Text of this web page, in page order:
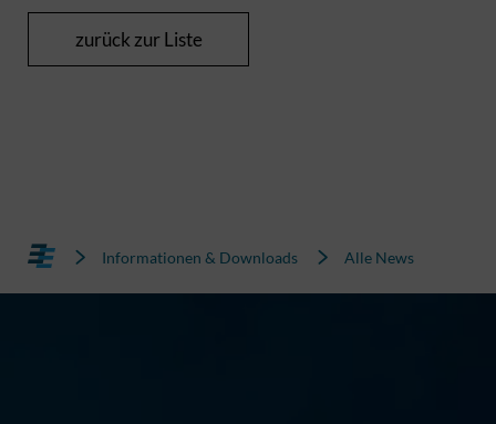
zurück zur Liste
Informationen & Downloads Alle News